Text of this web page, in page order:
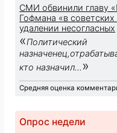
СМИ обвинили главу
Гофмана «в советских
удалении несогласных
«Политический
кто назначил... »
Средняя оценка
Опрос недели